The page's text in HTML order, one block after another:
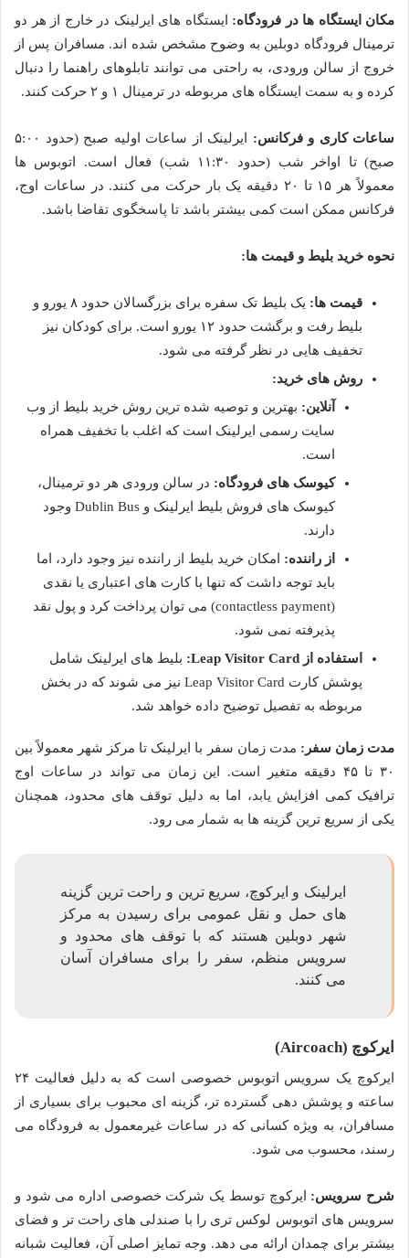
مکان ایستگاه ها در فرودگاه: ایستگاه های ایرلینک در خارج از هر دو
ترمینال فرودگاه دوبلین به وضوح مشخص شده اند. مسافران پس از
خروج از سالن ورودی، به راحتی می توانند تابلوهای راهنما را دنبال
کرده و به سمت ایستگاه های مربوطه در ترمینال ۱ و ۲ حرکت کنند.
ساعات کاری و فرکانس:
ایرلینک از ساعات اولیه صبح (حدود ۵:۰۰
صبح) تا اواخر شب (حدود ۱۱:۳۰ شب) فعال است. اتوبوس ها
معمولاً هر ۱۵ تا ۲۰ دقیقه یک بار حرکت می کنند. در ساعات اوج،
فرکانس ممکن است کمی بیشتر باشد تا پاسخگوی تقاضا باشد.
نحوه خرید بلیط و قیمت ها:
قیمت ها:
یک بلیط تک سفره برای بزرگسالان حدود ۸ یورو و
بلیط رفت و برگشت حدود ۱۲ یورو است. برای کودکان نیز
تخفیف هایی در نظر گرفته می شود.
روش های خرید:
آنلاین: بهترین و توصیه شده ترین روش خرید بلیط از وب
سایت رسمی ایرلینک است که اغلب با تخفیف همراه
است.
کیوسک های فرودگاه: در سالن ورودی هر دو ترمینال،
کیوسک های فروش بلیط ایرلینک و Dublin Bus وجود
دارند.
از راننده: امکان خرید بلیط از راننده نیز وجود دارد، اما
باید توجه داشت که تنها با کارت های اعتباری یا نقدی
(contactless payment) می توان پرداخت کرد و پول نقد
پذیرفته نمی شود.
استفاده از Leap Visitor Card:
بلیط های ایرلینک شامل
پوشش کارت Leap Visitor Card نیز می شوند که در بخش
مربوطه به تفصیل توضیح داده خواهد شد.
مدت زمان سفر: مدت زمان سفر با ایرلینک تا مرکز شهر معمولاً بین
۳۰ تا ۴۵ دقیقه متغیر است. این زمان می تواند در ساعات اوج
ترافیک کمی افزایش یابد، اما به دلیل توقف های محدود، همچنان
یکی از سریع ترین گزینه ها به شمار می رود.
ایرلینک و ایرکوچ، سریع ترین و راحت ترین گزینه
های حمل و نقل عمومی برای رسیدن به مرکز
شهر دوبلین هستند که با توقف های محدود و
سرویس منظم، سفر را برای مسافران آسان
می کنند.
ایرکوچ (Aircoach)
ایرکوچ یک سرویس اتوبوس خصوصی است که به دلیل فعالیت ۲۴
ساعته و پوشش دهی گسترده تر، گزینه ای محبوب برای بسیاری از
مسافران، به ویژه کسانی که در ساعات غیرمعمول به فرودگاه می
رسند، محسوب می شود.
شرح سرویس: ایرکوچ توسط یک شرکت خصوصی اداره می شود و
سرویس های اتوبوس لوکس تری را با صندلی های راحت تر و فضای
بیشتر برای چمدان ارائه می دهد. وجه تمایز اصلی آن، فعالیت شبانه